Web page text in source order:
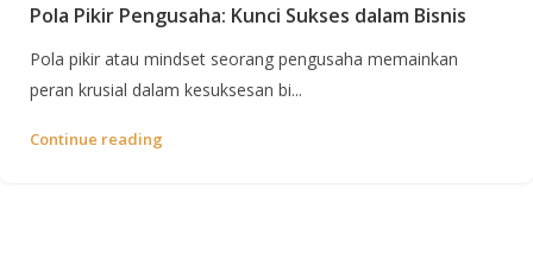
Pola Pikir Pengusaha: Kunci Sukses dalam Bisnis
Pola pikir atau mindset seorang pengusaha memainkan
peran krusial dalam kesuksesan bi...
Continue reading